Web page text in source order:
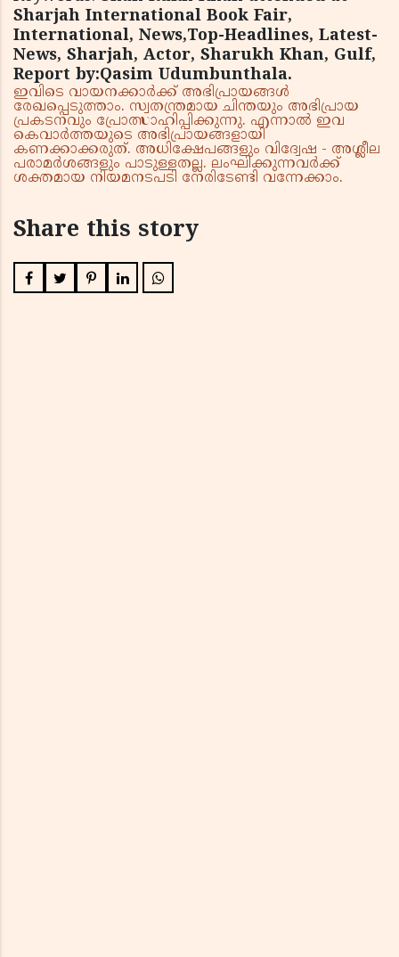
Sharjah International Book Fair,
International, News,Top-Headlines, Latest-
News, Sharjah, Actor, Sharukh Khan, Gulf,
Report by:Qasim Udumbunthala.
ഇവിടെ വായനക്കാർക്ക് അഭിപ്രായങ്ങൾ
രേഖപ്പെടുത്താം. സ്വതന്ത്രമായ ചിന്തയും അഭിപ്രായ
പ്രകടനവും പ്രോത്സാഹിപ്പിക്കുന്നു. എന്നാൽ ഇവ
കെവാർത്തയുടെ അഭിപ്രായങ്ങളായി
കണക്കാക്കരുത്. അധിക്ഷേപങ്ങളും വിദ്വേഷ - അശ്ലീല
പരാമർശങ്ങളും പാടുള്ളതല്ല. ലംഘിക്കുന്നവർക്ക്
ശക്തമായ നിയമനടപടി നേരിടേണ്ടി വന്നേക്കാം.
Share this story